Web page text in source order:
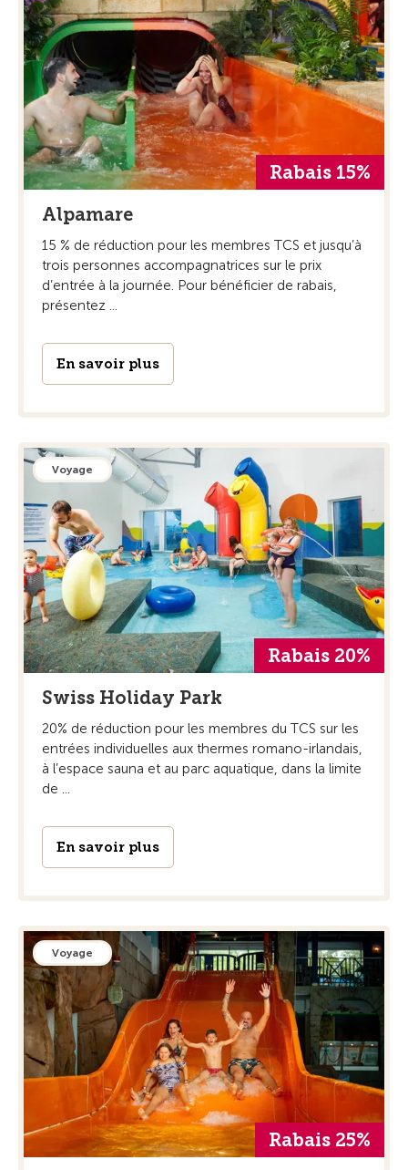
Rabais 15%
Alpamare
15 % de réduction pour les membres TCS et jusqu’à
trois personnes accompagnatrices sur le prix
d’entrée à la journée. Pour bénéficier de rabais,
présentez ...
En savoir plus
Voyage
Rabais 20%
Swiss Holiday Park
20% de réduction pour les membres du TCS sur les
entrées individuelles aux thermes romano-irlandais,
à l’espace sauna et au parc aquatique, dans la limite
de ...
En savoir plus
Voyage
Rabais 25%